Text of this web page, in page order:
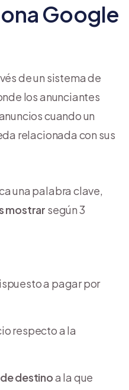
Google
de un sistema de
los anunciantes
cuando un
relacionada con sus
una palabra clave,
mostrar según 3
a pagar por
respecto a la
destinoa la que